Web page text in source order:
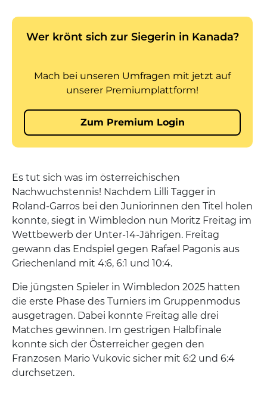
Es tut sich was im österreichischen
Nachwuchstennis! Nachdem Lilli Tagger in
Roland-Garros bei den Juniorinnen den Titel holen
konnte, siegt in Wimbledon nun Moritz Freitag im
Wettbewerb der Unter-14-Jährigen. Freitag
gewann das Endspiel gegen Rafael Pagonis aus
Griechenland mit 4:6, 6:1 und 10:4.
Die jüngsten Spieler in Wimbledon 2025 hatten
die erste Phase des Turniers im Gruppenmodus
ausgetragen. Dabei konnte Freitag alle drei
Matches gewinnen. Im gestrigen Halbfinale
konnte sich der Österreicher gegen den
Franzosen Mario Vukovic sicher mit 6:2 und 6:4
durchsetzen.